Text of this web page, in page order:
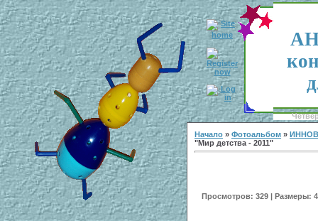
Начало » Фотоальбом »
"Мир детства - 2011"
Просмотров: 329 | Размеры: